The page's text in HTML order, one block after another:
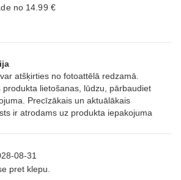
no 14.99 €
08-31
pret klepu.
atšķirties no fotoattēlā redzamā.
produkta lietošanas, lūdzu, pārbaudiet
Precīzākais un aktuālākais
ir atrodams uz produkta iepakojuma